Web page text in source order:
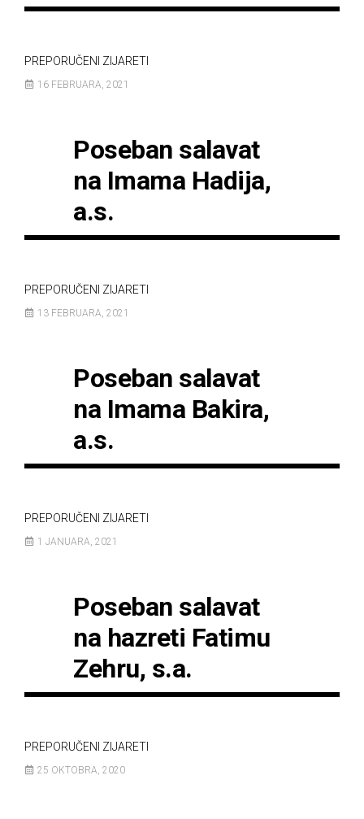
PREPORUČENI ZIJARETI
16 FEBRUARA, 2021
Poseban salavat
na Imama Hadija,
a.s.
PREPORUČENI ZIJARETI
13 FEBRUARA, 2021
Poseban salavat
na Imama Bakira,
a.s.
PREPORUČENI ZIJARETI
1 JANUARA, 2021
Poseban salavat
na hazreti Fatimu
Zehru, s.a.
PREPORUČENI ZIJARETI
25 OKTOBRA, 2020